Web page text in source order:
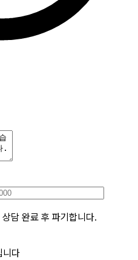
담 완료 후 파기합니다.
니다